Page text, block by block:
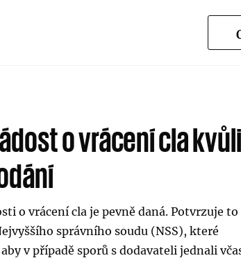
o vrácení cla kvůli
o vrácení cla je pevně daná. Potvrzuje to
správního soudu (NSS), které
v případě sporů s dodavateli jednali